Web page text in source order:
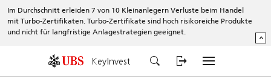
Im Durchschnitt erleiden 7 von 10 Kleinanlegern Verluste beim Handel
mit Turbo-Zertifikaten. Turbo-Zertifikate sind hoch risikoreiche Produkte
und nicht für langfristige Anlagestrategien geeignet.
^
KeyInvest